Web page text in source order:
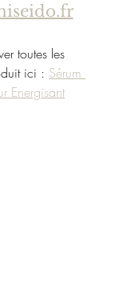
toutes les
ici : Sérum
Energisant